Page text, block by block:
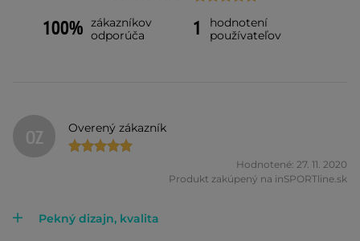
100% zákazníkov
odporúča
1
hodnotení
používateľov
OZ Overený zákazník
Hodnotené: 27. 11. 2020
Produkt zakúpený na inSPORTline.sk
Pekný dizajn, kvalita